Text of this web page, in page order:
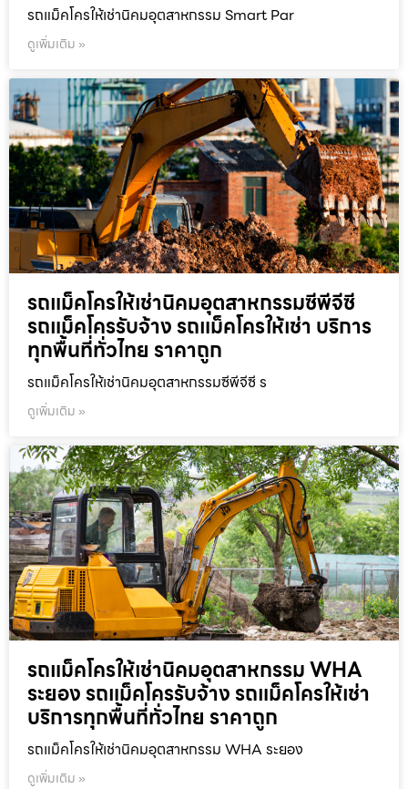
รถแม็คโครให้เช่านิคมอุตสาหกรรม Smart Par
ดูเพิ่มเติม »
รถแม็คโครให้เช่านิคมอุตสาหกรรมซีพีจีซี
รถแม็คโครรับจ้าง รถแม็คโครให้เช่า บริการ
ทุกพื้นที่ทั่วไทย ราคาถูก
รถแม็คโครให้เช่านิคมอุตสาหกรรมซีพีจีซี ร
ดูเพิ่มเติม »
รถแม็คโครให้เช่านิคมอุตสาหกรรม WHA
ระยอง รถแม็คโครรับจ้าง รถแม็คโครให้เช่า
บริการทุกพื้นที่ทั่วไทย ราคาถูก
รถแม็คโครให้เช่านิคมอุตสาหกรรม WHA ระยอง
ดูเพิ่มเติม »